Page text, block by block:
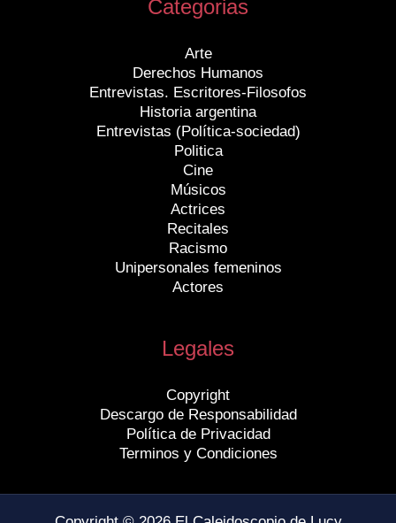
Categorias
Arte
Derechos Humanos
Entrevistas. Escritores-Filosofos
Historia argentina
Entrevistas (Política-sociedad)
Politica
Cine
Músicos
Actrices
Recitales
Racismo
Unipersonales femeninos
Actores
Legales
Copyright
Descargo de Responsabilidad
Política de Privacidad
Terminos y Condiciones